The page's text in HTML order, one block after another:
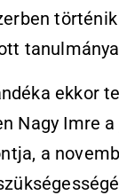
ekkor
Nagy Imre
a